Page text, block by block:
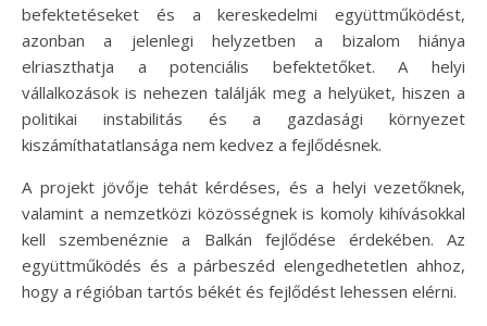
befektetéseket és a kereskedelmi együttműködést,
azonban a jelenlegi helyzetben a bizalom hiánya
elriaszthatja a potenciális befektetőket. A helyi
vállalkozások is nehezen találják meg a helyüket, hiszen a
politikai instabilitás és a gazdasági környezet
kiszámíthatatlansága nem kedvez a fejlődésnek.
A projekt jövője tehát kérdéses, és a helyi vezetőknek,
valamint a nemzetközi közösségnek is komoly kihívásokkal
kell szembenéznie a Balkán fejlődése érdekében. Az
együttműködés és a párbeszéd elengedhetetlen ahhoz,
hogy a régióban tartós békét és fejlődést lehessen elérni.